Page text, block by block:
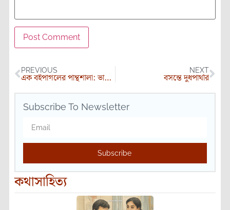
PREVIOUS
এক বইপাগলের পান্থশালা: ভাবনাসঞ্চারী অবচেতনের সংলাপ
NEXT
বসন্তে দুধপাথরি
Subscribe To Newsletter
Subscribe
কথাসাহিত্য